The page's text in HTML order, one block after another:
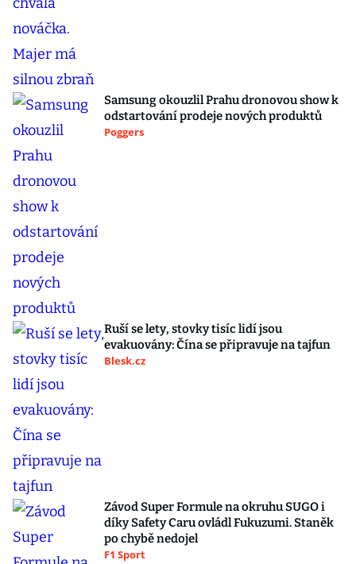
Samsung okouzlil Prahu dronovou show k
odstartování prodeje nových produktů
Poggers
Ruší se lety, stovky tisíc lidí jsou
evakuovány: Čína se připravuje na tajfun
Blesk.cz
Závod Super Formule na okruhu SUGO i
díky Safety Caru ovládl Fukuzumi. Staněk
po chybě nedojel
F1 Sport